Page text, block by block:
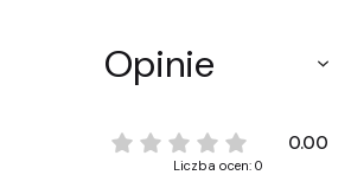
Opinie
0.00
Liczba ocen: 0